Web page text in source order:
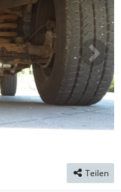
Teilen